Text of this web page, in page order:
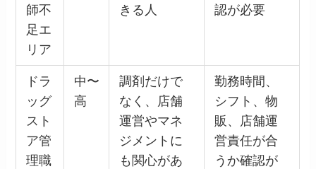
師不
足エ
リア
きる人 認が必要
ドラ
ッグ
スト
ア管
理職
中〜
高
調剤だけで
なく、店舗
運営やマネ
ジメントに
も関心があ
勤務時間、
シフト、物
販、店舗運
営責任が合
うか確認が